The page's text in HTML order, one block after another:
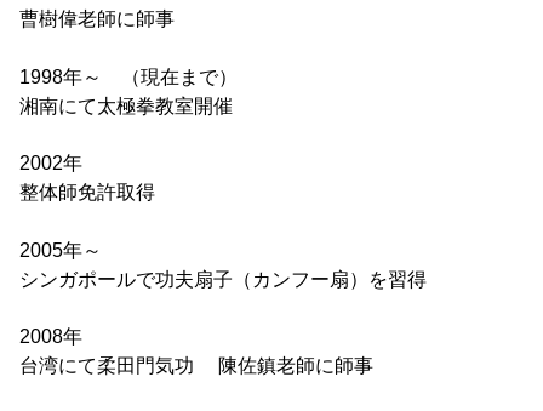
曹樹偉老師に師事
1998年～ （現在まで）
湘南にて太極拳教室開催
2002年
整体師免許取得
2005年～
シンガポールで功夫扇子（カンフー扇）を習得
2008年
台湾にて柔田門気功 陳佐鎮老師に師事